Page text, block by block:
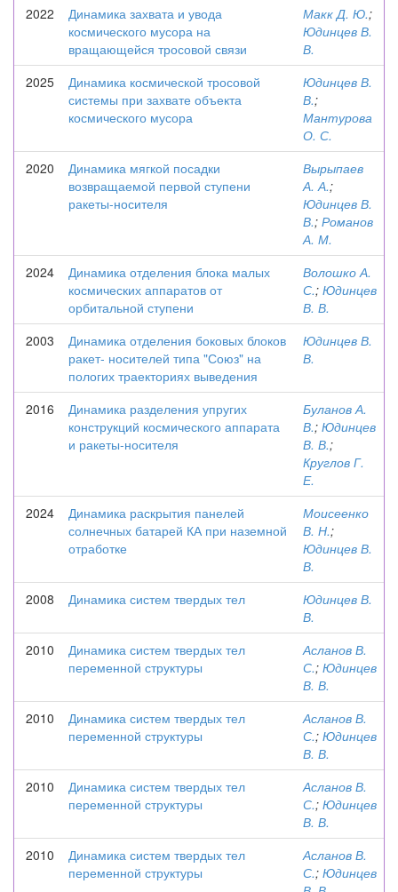
2022
Динамика захвата и увода
космического мусора на
вращающейся тросовой связи
Макк Д. Ю.;
Юдинцев В.
В.
2025
Динамика космической тросовой
системы при захвате объекта
космического мусора
Юдинцев В.
В.;
Мантурова
О. С.
2020
Динамика мягкой посадки
возвращаемой первой ступени
ракеты-носителя
Вырыпаев
А. А.;
Юдинцев В.
В.; Романов
А. М.
2024
Динамика отделения блока малых
космических аппаратов от
орбитальной ступени
Волошко А.
С.; Юдинцев
В. В.
2003
Динамика отделения боковых блоков
ракет- носителей типа "Союз" на
пологих траекториях выведения
Юдинцев В.
В.
2016
Динамика разделения упругих
конструкций космического аппарата
и ракеты-носителя
Буланов А.
В.; Юдинцев
В. В.;
Круглов Г.
Е.
2024
Динамика раскрытия панелей
солнечных батарей КА при наземной
отработке
Моисеенко
В. Н.;
Юдинцев В.
В.
2008
Динамика систем твердых тел
Юдинцев В.
В.
2010
Динамика систем твердых тел
переменной структуры
Асланов В.
С.; Юдинцев
В. В.
2010
Динамика систем твердых тел
переменной структуры
Асланов В.
С.; Юдинцев
В. В.
2010
Динамика систем твердых тел
переменной структуры
Асланов В.
С.; Юдинцев
В. В.
2010
Динамика систем твердых тел
переменной структуры
Асланов В.
С.; Юдинцев